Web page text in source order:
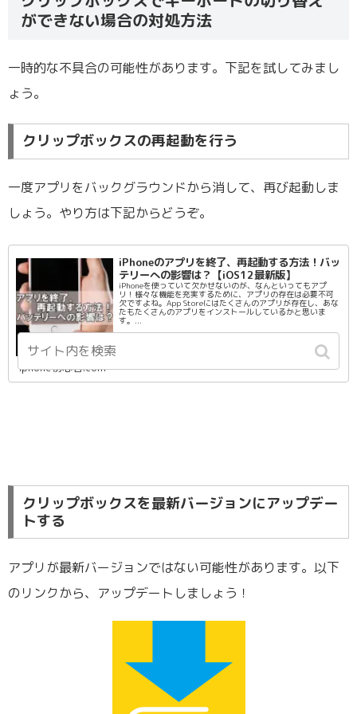
ができない場合の対処方法
一時的な不具合の可能性があります。下記を試してみまし
ょう。
クリップボックスの再起動を行う
一度アプリをバックグラウンドから消して、再び起動しま
しょう。やり方は下記からどうぞ。
iPhoneのアプリを終了、再起動する方法！バッ
テリーへの影響は？【iOS12最新版】
iPhoneを使っていて欠かせないのが、なんといってもアプ
リ！様々な機能を充実するために、アプリの存在は必要不可
欠ですよね。App Storeにはたくさんのアプリが存在し、あな
たもたくさんのアプリをインストールしているかと思いま
す。...
iphone初心者.com
クリップボックスを最新バージョンにアップデー
トする
アプリが最新バージョンではない可能性があります。以下
のリンクから、アップデートしましょう！